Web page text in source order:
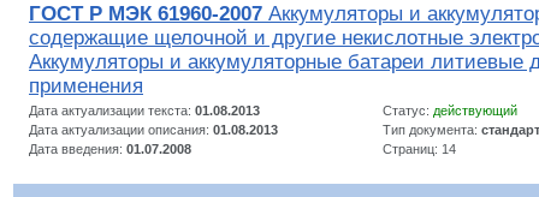
ГОСТ Р МЭК 61960-2007 Аккумуляторы и
содержащие щелочной и другие некислотные
Аккумуляторы и аккумуляторные батареи литиевые
применения
Дата актуализации текста: 01.08.2013 Статус: действующий
Дата актуализации описания: 01.08.2013 Тип документа: стандарт
Дата введения: 01.07.2008 Страниц: 14